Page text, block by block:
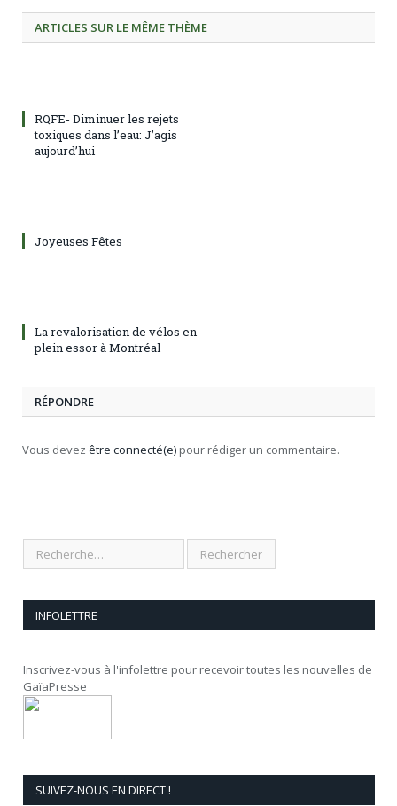
ARTICLES SUR LE MÊME THÈME
RQFE- Diminuer les rejets
toxiques dans l’eau: J’agis
aujourd’hui
Joyeuses Fêtes
La revalorisation de vélos en
plein essor à Montréal
RÉPONDRE
Vous devez être connecté(e) pour rédiger un commentaire.
INFOLETTRE
Inscrivez-vous à l'infolettre pour recevoir toutes les nouvelles de
GaïaPresse
SUIVEZ-NOUS EN DIRECT !